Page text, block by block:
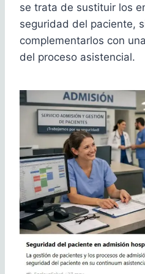
se trata de sustituir los
seguridad del paciente,
complementarlos con
del proceso asistencial.